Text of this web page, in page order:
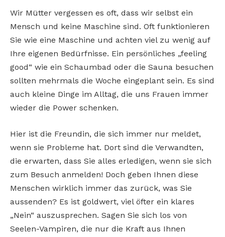
Wir Mütter vergessen es oft, dass wir selbst ein
Mensch und keine Maschine sind. Oft funktionieren
Sie wie eine Maschine und achten viel zu wenig auf
Ihre eigenen Bedürfnisse. Ein persönliches „feeling
good“ wie ein Schaumbad oder die Sauna besuchen
sollten mehrmals die Woche eingeplant sein. Es sind
auch kleine Dinge im Alltag, die uns Frauen immer
wieder die Power schenken.
Hier ist die Freundin, die sich immer nur meldet,
wenn sie Probleme hat. Dort sind die Verwandten,
die erwarten, dass Sie alles erledigen, wenn sie sich
zum Besuch anmelden! Doch geben Ihnen diese
Menschen wirklich immer das zurück, was Sie
aussenden? Es ist goldwert, viel öfter ein klares
„Nein“ auszusprechen. Sagen Sie sich los von
Seelen-Vampiren, die nur die Kraft aus Ihnen